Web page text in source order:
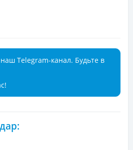
Telegram-канал. Будьте в